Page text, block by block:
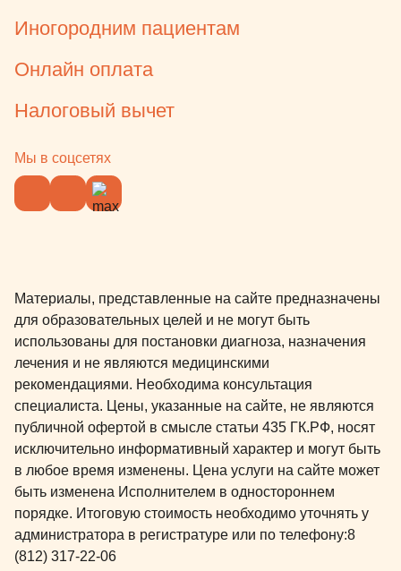
Иногородним пациентам
Онлайн оплата
Налоговый вычет
Мы в соцсетях
Материалы, представленные на сайте предназначены
для образовательных целей и не могут быть
использованы для постановки диагноза, назначения
лечения и не являются медицинскими
рекомендациями. Необходима консультация
специалиста. Цены, указанные на сайте, не являются
публичной офертой в смысле статьи 435 ГК.РФ, носят
исключительно информативный характер и могут быть
в любое время изменены. Цена услуги на сайте может
быть изменена Исполнителем в одностороннем
порядке. Итоговую стоимость необходимо уточнять у
администратора в регистратуре или по телефону:8
(812) 317-22-06